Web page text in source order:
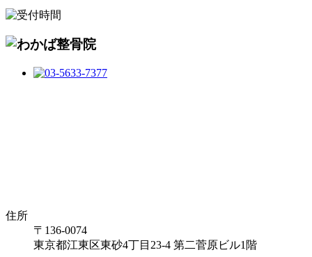
住所
〒136-0074
東京都江東区東砂4丁目23-4 第二菅原ビル1階